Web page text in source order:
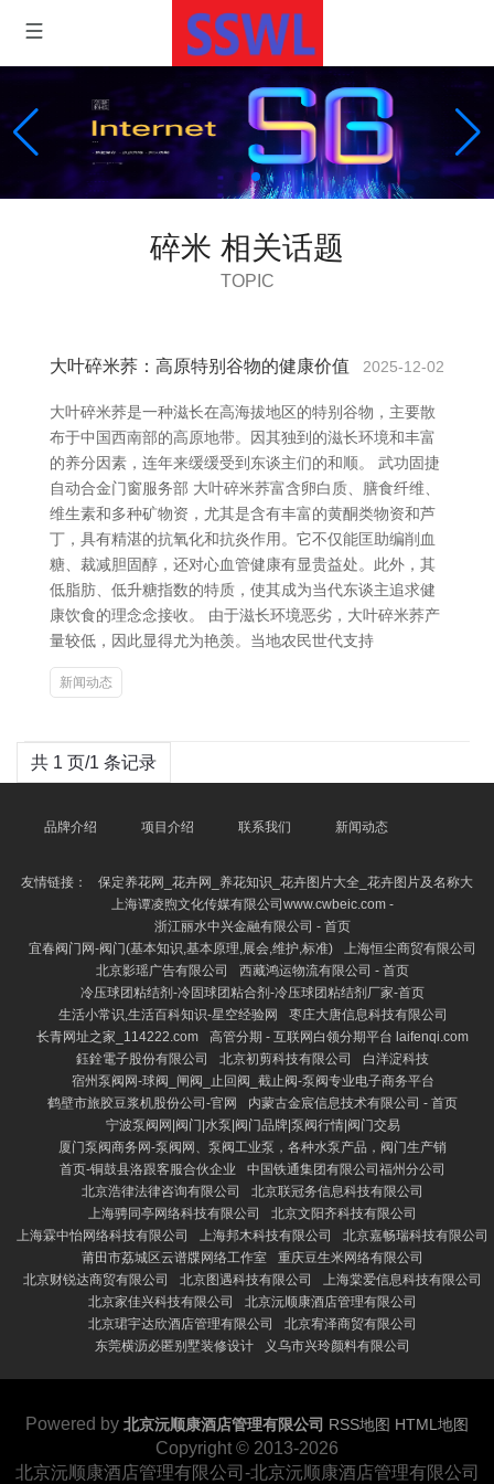
碎米 相关话题
TOPIC
大叶碎米荞：高原特别谷物的健康价值 2025-12-02
大叶碎米荞是一种滋长在高海拔地区的特别谷物，主要散
布于中国西南部的高原地带。因其独到的滋长环境和丰富
的养分因素，连年来缓缓受到东谈主们的和顺。 武功固捷
自动合金门窗服务部 大叶碎米荞富含卵白质、膳食纤维、
维生素和多种矿物资，尤其是含有丰富的黄酮类物资和芦
丁，具有精湛的抗氧化和抗炎作用。它不仅能匡助编削血
糖、裁减胆固醇，还对心血管健康有显贵益处。此外，其
低脂肪、低升糖指数的特质，使其成为当代东谈主追求健
康饮食的理念念接收。 由于滋长环境恶劣，大叶碎米荞产
量较低，因此显得尤为艳羡。当地农民世代支持
新闻动态
共 1 页/1 条记录
品牌介绍 项目介绍 联系我们 新闻动态
友情链接：
保定养花网_花卉网_养花知识_花卉图片大全_花卉图片及名称大
上海谭凌煦文化传媒有限公司www.cwbeic.com -
浙江丽水中兴金融有限公司 - 首页
宜春阀门网-阀门(基本知识,基本原理,展会,维护,标准)
上海恒尘商贸有限公司
北京影瑶广告有限公司
西藏鸿运物流有限公司 - 首页
冷压球团粘结剂-冷固球团粘合剂-冷压球团粘结剂厂家-首页
生活小常识,生活百科知识-星空经验网
枣庄大唐信息科技有限公司
长青网址之家_114222.com
高管分期 - 互联网白领分期平台 laifenqi.com
鈺銓電子股份有限公司
北京初剪科技有限公司
白洋淀科技
宿州泵阀网-球阀_闸阀_止回阀_截止阀-泵阀专业电子商务平台
鹤壁市旅胶豆浆机股份公司-官网
内蒙古金宸信息技术有限公司 - 首页
宁波泵阀网|阀门|水泵|阀门品牌|泵阀行情|阀门交易
厦门泵阀商务网-泵阀网、泵阀工业泵，各种水泵产品，阀门生产销
首页-铜鼓县洛跟客服合伙企业
中国铁通集团有限公司福州分公司
北京浩律法律咨询有限公司
北京联冠务信息科技有限公司
上海骋同亭网络科技有限公司
北京文阳齐科技有限公司
上海霖中怡网络科技有限公司
上海邦木科技有限公司
北京嘉畅瑞科技有限公司
莆田市荔城区云谱牒网络工作室
重庆豆生米网络有限公司
北京财锐达商贸有限公司
北京图遇科技有限公司
上海棠爱信息科技有限公司
北京家佳兴科技有限公司
北京沅顺康酒店管理有限公司
北京珺宇达欣酒店管理有限公司
北京宥泽商贸有限公司
东莞横沥必匿别墅装修设计
义乌市兴玲颜料有限公司
Powered by 北京沅顺康酒店管理有限公司 RSS地图 HTML地图
Copyright © 2013-2026
北京沅顺康酒店管理有限公司-北京沅顺康酒店管理有限公司